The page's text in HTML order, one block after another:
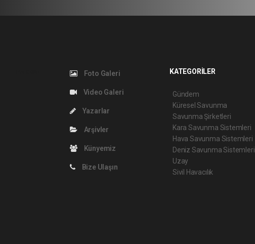
Foto Galeri
Video Galeri
Yazarlar
Arşivler
Künyemiz
Bize Ulaşın
KATEGORİLER
Gündem
Küresel Savunma
Savunma Şirketleri
Kara Savunma Sistemleri
Hava Savunma Sistemleri
Deniz Savunma Sistemleri
Uzay
Sivil Havacılık